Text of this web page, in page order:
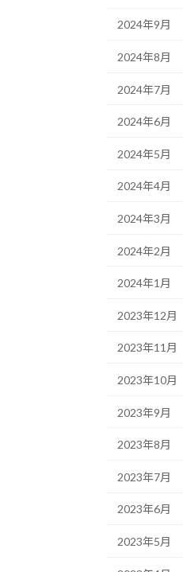
2024年9月
2024年8月
2024年7月
2024年6月
2024年5月
2024年4月
2024年3月
2024年2月
2024年1月
2023年12月
2023年11月
2023年10月
2023年9月
2023年8月
2023年7月
2023年6月
2023年5月